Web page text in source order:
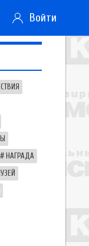
Войти
НАГРАДА